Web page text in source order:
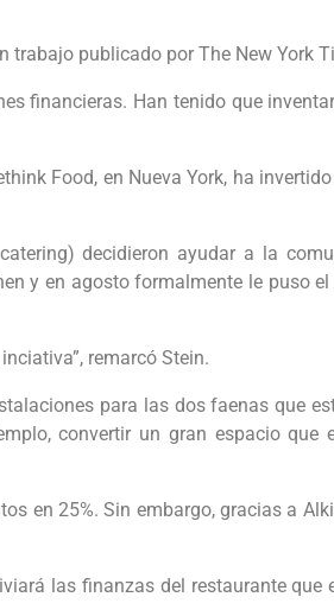
trabajo publicado por The New York
financieras. Han tenido que
Food, en Nueva York, ha
decidieron ayudar a la
y en agosto formalmente le puso
remarcó Stein.
para las dos faenas que
convertir un gran espacio que
en 25%. Sin embargo, gracias a
las finanzas del restaurante que